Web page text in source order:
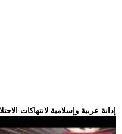
.. إدانة عربية وإسلامية لانتهاكات